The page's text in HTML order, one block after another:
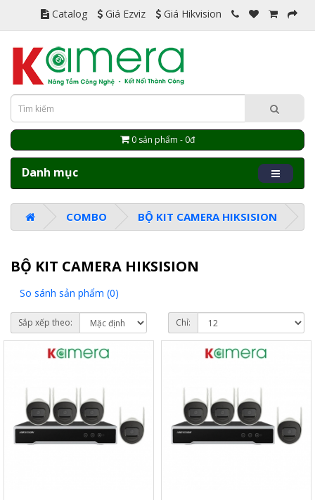
Catalog Giá Ezviz Giá Hikvision
0 sản phẩm - 0đ
Danh mục
COMBO BỘ KIT CAMERA HIKSISION
BỘ KIT CAMERA HIKSISION
So sánh sản phẩm (0)
Sắp xếp theo: Chỉ: